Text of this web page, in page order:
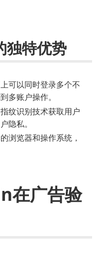
特优势
可以同时登录多个不
多账户操作。
纹识别技术获取用户
隐私。
浏览器和操作系统，
在广告验